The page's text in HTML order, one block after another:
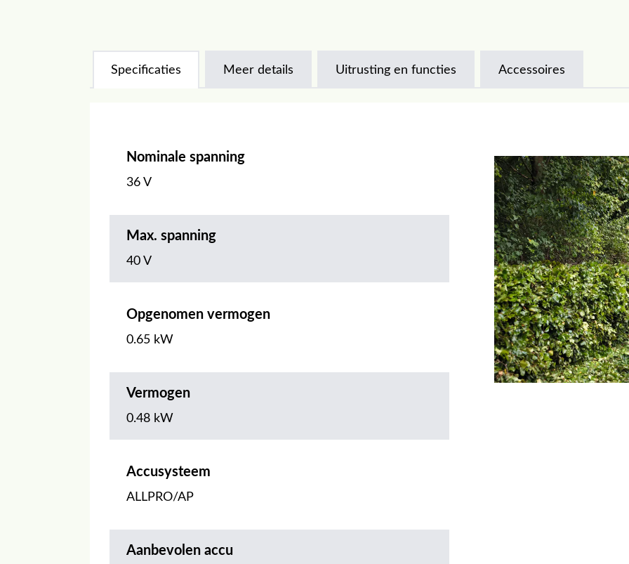
Specificaties Meer details Uitrusting en functies Accessoires
Nominale spanning
36 V
Max. spanning
40 V
Opgenomen vermogen
0.65 kW
Vermogen
0.48 kW
Accusysteem
ALLPRO/AP
Aanbevolen accu